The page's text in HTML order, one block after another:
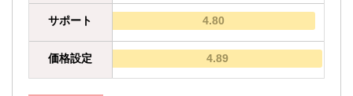
サポート 4.80
価格設定 4.89